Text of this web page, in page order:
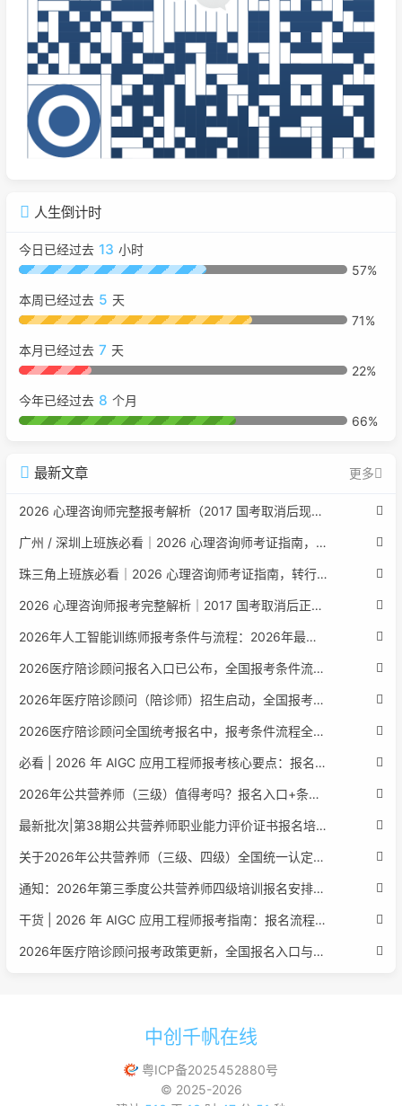
人生倒计时
今日已经过去 13 小时
57%
本周已经过去 5 天
71%
本月已经过去 7 天
22%
今年已经过去 8 个月
66%
最新文章 更多
2026 心理咨询师完整报考解析（2017 国考取消后现行权威体系 + 避坑全指南）
广州 / 深圳上班族必看｜2026 心理咨询师考证指南，转行副业、情绪疏导双收益
珠三角上班族必看｜2026 心理咨询师考证指南，转行副业、情绪疏导双收益
2026 心理咨询师报考完整解析｜2017 国考取消后正规报考标准、流程避坑指南
2026年人工智能训练师报考条件与流程：2026年最新官方要求全面解读
2026医疗陪诊顾问报名入口已公布，全国报考条件流程政策全解析
2026年医疗陪诊顾问（陪诊师）招生启动，全国报考指南附报名官网
2026医疗陪诊顾问全国统考报名中，报考条件流程全攻略附报名入口
必看 | 2026 年 AIGC 应用工程师报考核心要点：报名费用、官网可查、行业认可度、补考规则全盘点
2026年公共营养师（三级）值得考吗？报名入口+条件+证书用途
最新批次|第38期公共营养师职业能力评价证书报名培训通知
关于2026年公共营养师（三级、四级）全国统一认定报名的服务通知
通知：2026年第三季度公共营养师四级培训报名安排正式发布
干货 | 2026 年 AIGC 应用工程师报考指南：报名流程、学历要求、培训课程、就业方向全梳理
2026年医疗陪诊顾问报考政策更新，全国报名入口与报考指南全同步
中创千帆在线
粤ICP备2025452880号
© 2025-2026